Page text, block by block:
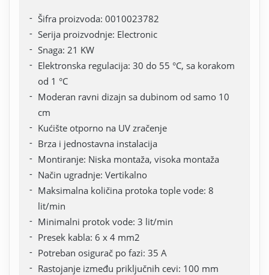
Šifra proizvoda: 0010023782
Serija proizvodnje: Electronic
Snaga: 21 KW
Elektronska regulacija: 30 do 55 °C, sa korakom
od 1 °C
Moderan ravni dizajn sa dubinom od samo 10
cm
Kućište otporno na UV zračenje
Brza i jednostavna instalacija
Montiranje: Niska montaža, visoka montaža
Način ugradnje: Vertikalno
Maksimalna količina protoka tople vode: 8
lit/min
Minimalni protok vode: 3 lit/min
Presek kabla: 6 x 4 mm2
Potreban osigurač po fazi: 35 A
Rastojanje između priključnih cevi: 100 mm